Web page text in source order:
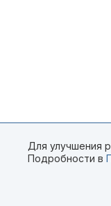
Для улучшения
Подробности в